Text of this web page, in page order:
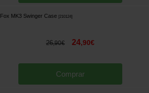
Fox MK3 Swinger Case [210124]
26,90€ 24,90€
Comprar